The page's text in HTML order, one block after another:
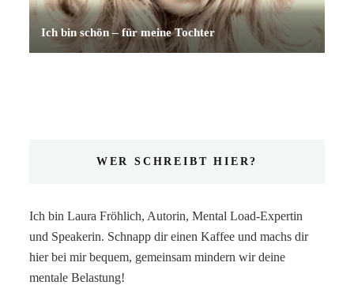
Ich bin schön – für meine Tochter
WER SCHREIBT HIER?
Ich bin Laura Fröhlich, Autorin, Mental Load-Expertin
und Speakerin. Schnapp dir einen Kaffee und machs dir
hier bei mir bequem, gemeinsam mindern wir deine
mentale Belastung!